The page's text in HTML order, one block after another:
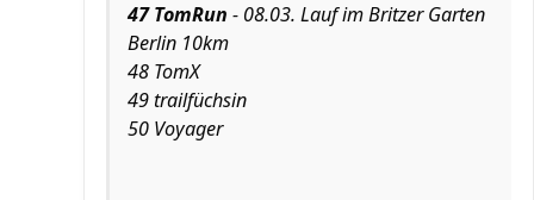
47 TomRun - 08.03. Lauf im Britzer Garten
Berlin 10km
48 TomX
49 trailfüchsin
50 Voyager